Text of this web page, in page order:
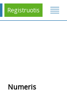
Registruotis
Numeris